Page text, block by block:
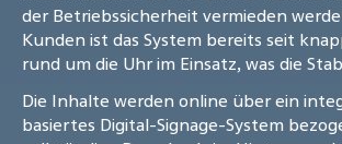
der Betriebssicherheit vermieden
Kunden ist das System bereits seit
rund um die Uhr im Einsatz, was die
Die Inhalte werden online über ein
basiertes Digital-Signage-System